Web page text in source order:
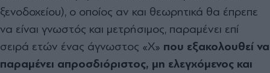
ξενοδοχείου), ο οποίος αν και θεωρητικά θα έπρεπε
να είναι γνωστός και μετρήσιμος, παραμένει επί
σειρά ετών ένας άγνωστος «Χ» που εξακολουθεί να
παραμένει απροσδιόριστος, μη ελεγχόμενος και